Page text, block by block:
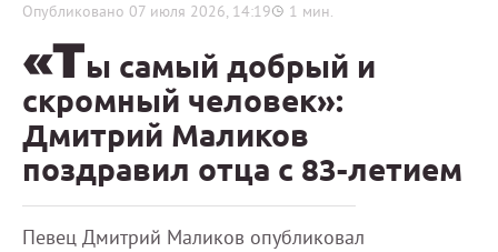
Опубликовано 07 июля 2026, 14:19 1 мин.
«Ты самый добрый и
скромный человек»:
Дмитрий Маликов
поздравил отца с 83-летием
Певец Дмитрий Маликов опубликовал